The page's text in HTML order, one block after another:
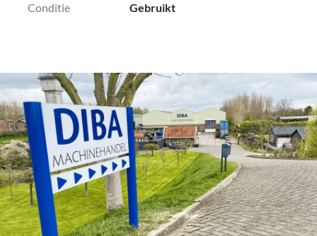
Conditie Gebruikt